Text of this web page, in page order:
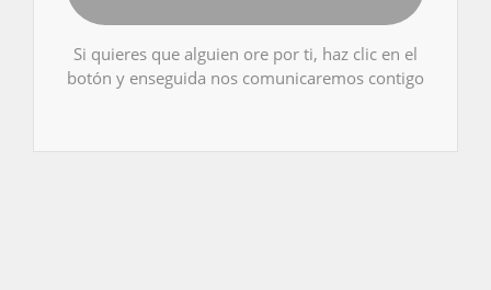
Si quieres que alguien ore por ti, haz clic en el
botón y enseguida nos comunicaremos contigo